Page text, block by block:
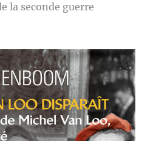
la seconde guerre